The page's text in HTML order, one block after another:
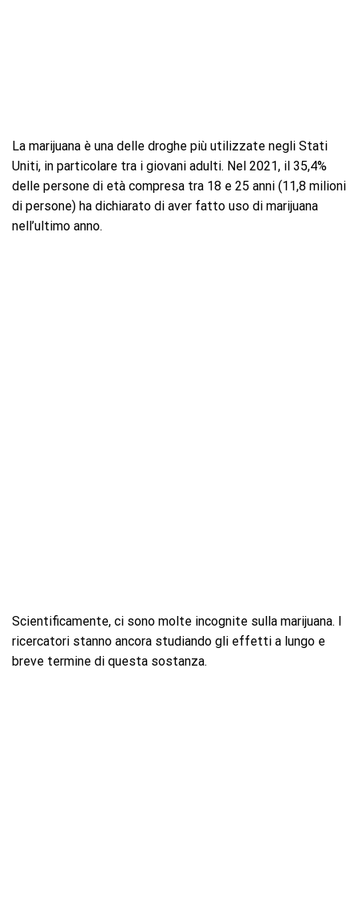
La marijuana è una delle droghe più utilizzate negli Stati
Uniti, in particolare tra i giovani adulti. Nel 2021, il 35,4%
delle persone di età compresa tra 18 e 25 anni (11,8 milioni
di persone) ha dichiarato di aver fatto uso di marijuana
nell’ultimo anno.
Scientificamente, ci sono molte incognite sulla marijuana. I
ricercatori stanno ancora studiando gli effetti a lungo e
breve termine di questa sostanza.